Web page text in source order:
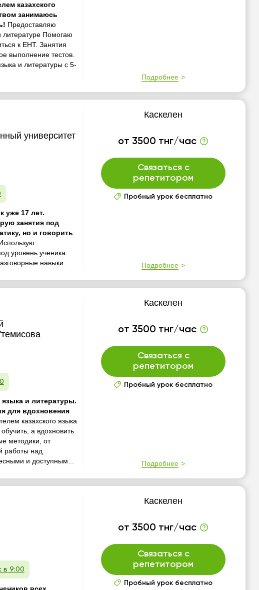
казахского
занимаюсь
Предоставляю
литературе Помогаю
к ЕНТ. Занятия
выполнение тестов.
и литературы с 5-
Подробнее
университет
уже 17 лет.
занятия под
но и говорить
уровень ученика.
навыки.
Каскелен
от 3500 тнг/час
Связаться с
репетитором
Пробный урок бесплатно
Подробнее
языка и литературы.
для вдохновения
казахского языка
а вдохновить
методики, от
работы над
и доступным...
Каскелен
от 3500 тнг/час
Связаться с
репетитором
Пробный урок бесплатно
Подробнее
в 9:00
Каскелен
от 3500 тнг/час
Связаться с
репетитором
Пробный урок бесплатно